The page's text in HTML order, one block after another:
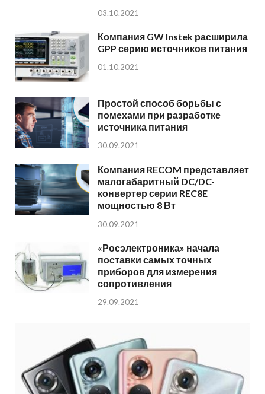
03.10.2021
Компания GW Instek расширила
GPP серию источников питания
01.10.2021
Простой способ борьбы с
помехами при разработке
источника питания
30.09.2021
Компания RECOM представляет
малогабаритный DC/DC-
конвертер серии REC8E
мощностью 8 Вт
30.09.2021
«Росэлектроника» начала
поставки самых точных
приборов для измерения
сопротивления
29.09.2021